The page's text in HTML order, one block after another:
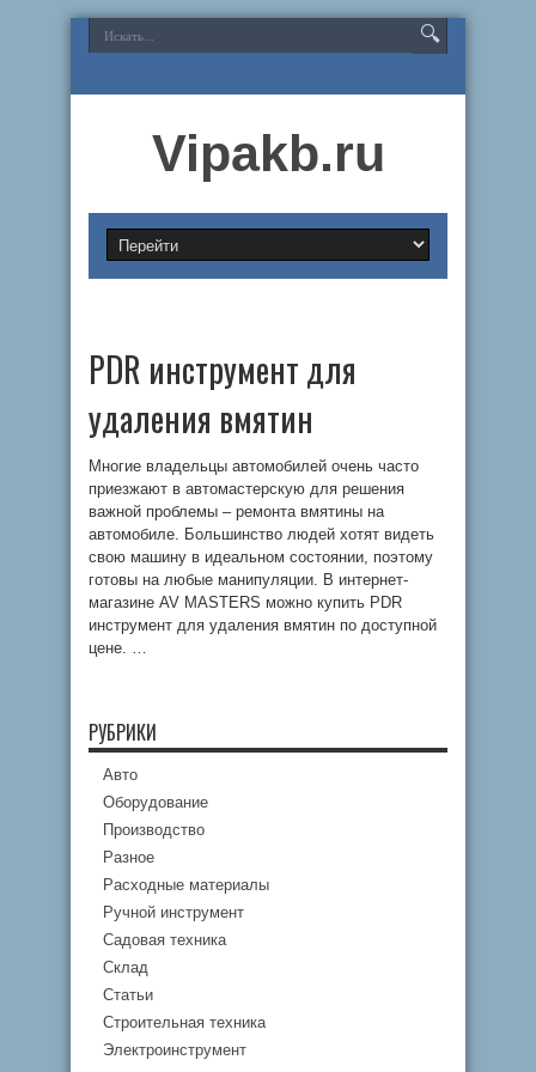
Vipakb.ru
PDR инструмент для
удаления вмятин
Многие владельцы автомобилей очень часто
приезжают в автомастерскую для решения
важной проблемы – ремонта вмятины на
автомобиле. Большинство людей хотят видеть
свою машину в идеальном состоянии, поэтому
готовы на любые манипуляции. В интернет-
магазине AV MASTERS можно купить PDR
инструмент для удаления вмятин по доступной
цене. …
РУБРИКИ
Авто
Оборудование
Производство
Разное
Расходные материалы
Ручной инструмент
Садовая техника
Склад
Статьи
Строительная техника
Электроинструмент